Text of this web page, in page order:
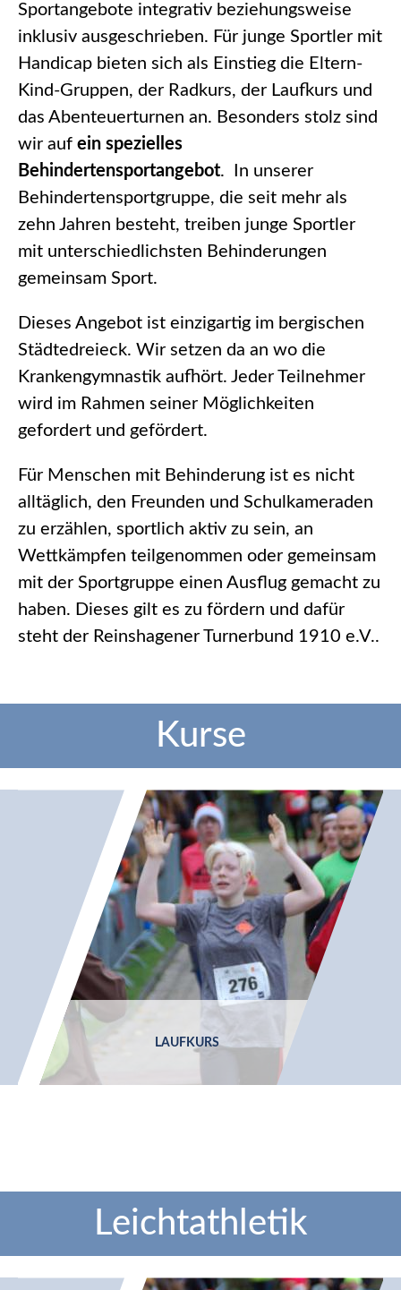
Sportangebote integrativ beziehungsweise
inklusiv ausgeschrieben. Für junge Sportler mit
Handicap bieten sich als Einstieg die Eltern-
Kind-Gruppen, der Radkurs, der Laufkurs und
das Abenteuerturnen an. Besonders stolz sind
wir auf ein spezielles
Behindertensportangebot. In unserer
Behindertensportgruppe, die seit mehr als
zehn Jahren besteht, treiben junge Sportler
mit unterschiedlichsten Behinderungen
gemeinsam Sport.
Dieses Angebot ist einzigartig im bergischen
Städtedreieck. Wir setzen da an wo die
Krankengymnastik aufhört. Jeder Teilnehmer
wird im Rahmen seiner Möglichkeiten
gefordert und gefördert.
Für Menschen mit Behinderung ist es nicht
alltäglich, den Freunden und Schulkameraden
zu erzählen, sportlich aktiv zu sein, an
Wettkämpfen teilgenommen oder gemeinsam
mit der Sportgruppe einen Ausflug gemacht zu
haben. Dieses gilt es zu fördern und dafür
steht der Reinshagener Turnerbund 1910 e.V..
Kurse
LAUFKURS
Leichtathletik